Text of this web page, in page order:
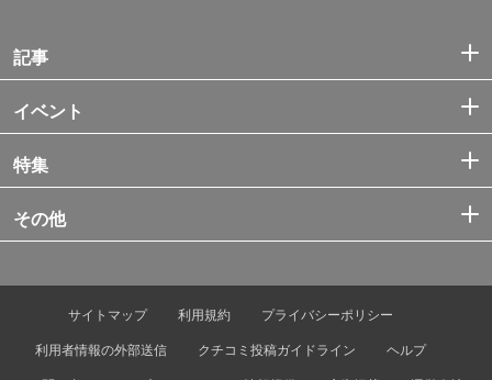
記事
イベント
特集
その他
サイトマップ 利用規約
プライバシーポリシー
利用者情報の外部送信
クチコミ投稿ガイドライン
ヘルプ